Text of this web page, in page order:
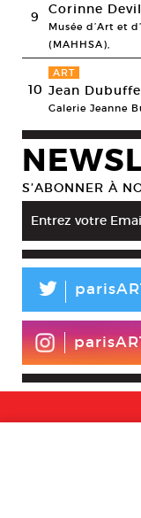
9 Corinne
Musée d’Art et
(MAHHSA),
10
ART
Jean
Galerie Jeanne
S’ABONNER À
L